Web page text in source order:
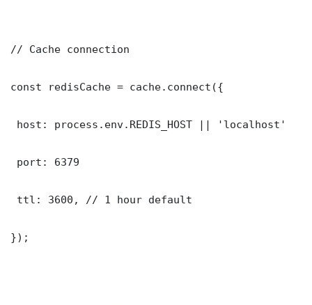
// Cache connection
const redisCache = cache.connect({
host: process.env.REDIS_HOST || 'localhost'
port: 6379
ttl: 3600, // 1 hour default
});